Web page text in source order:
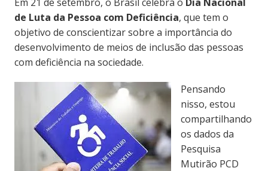
de Luta da Pessoa com Deficiência, que tem o
objetivo de conscientizar sobre a importância do
desenvolvimento de meios de inclusão das pessoas
com deficiência na sociedade.
Pensando
nisso, estou
compartilhando
os dados da
Pesquisa
Mutirão PCD